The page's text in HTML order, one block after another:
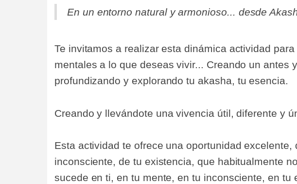
En un entorno natural y armonioso... desde
Te invitamos a realizar esta dinámica actividad
mentales a lo que deseas vivir... Creando un
profundizando y explorando tu akasha, tu esencia.
Creando y llevándote una vivencia útil, diferente y
Esta actividad te ofrece una oportunidad
inconsciente, de tu existencia, que habitualmente
sucede en ti, en tu mente, en tu inconsciente, en